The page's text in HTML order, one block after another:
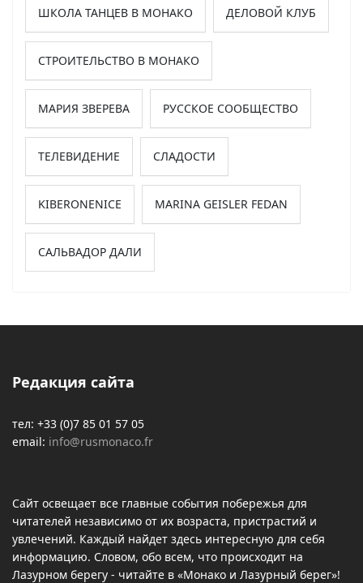
ШКОЛА ТАНЦЕВ В МОНАКО ДЕЛОВОЙ КЛУБ
СТРОИТЕЛЬСТВО В МОНАКО
МАРИЯ ЗВЕРЕВА РУССКОЕ СООБЩЕСТВО
ТЕЛЕВИДЕНИЕ СЛАДОСТИ
KIBERONENICE MARINA GEISLER FEDAN
САЛЬВАДОР ДАЛИ
Редакция сайта
тел: +33 (0)7 85 01 57 05
email: info@rusmonaco.fr
Сайт освещает все главные события побережья для
читателей независимо от их возраста, пристрастий и
увлечений. Каждый найдет здесь интересную для себя
информацию. Словом, обо всем, что происходит на
Лазурном берегу - читайте в «Монако и Лазурный берег»!